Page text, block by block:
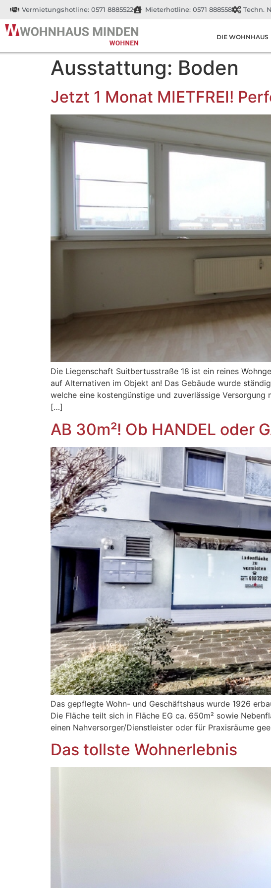
Vermietungshotline: 0571 8885522 Mieterhotline: 0571 888558 Techn.
DIE WOHNHAUS
Ausstattung: Boden
Jetzt 1 Monat MIETFREI!
Die Liegenschaft Suitbertusstraße 18 ist ein reines
auf Alternativen im Objekt an! Das Gebäude wurde
welche eine kostengünstige und zuverlässige
[…]
AB 30m²! Ob HANDEL oder
Das gepflegte Wohn- und Geschäftshaus wurde 1926
Die Fläche teilt sich in Fläche EG ca. 650m² sowie
einen Nahversorger/Dienstleister oder für Praxisräume
Das tollste Wohnerlebnis